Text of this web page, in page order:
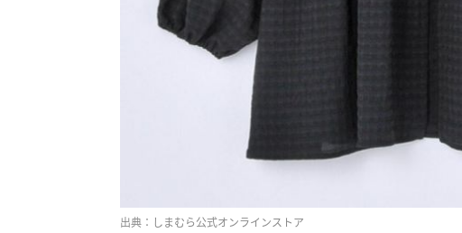
出典：しまむら公式オンラインストア